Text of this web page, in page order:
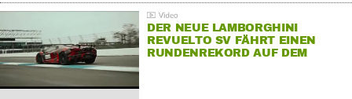
DER NEUE LAMBORGHINI
REVUELTO SV FÄHRT EINEN
RUNDENREKORD AUF DEM